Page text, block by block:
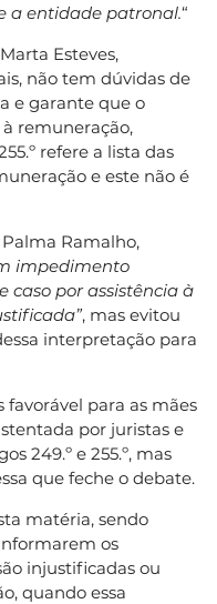
a entidade patronal.“
Esteves,
não tem dúvidas de
e garante que o
remuneração,
refere a lista das
e este não é
Ramalho,
impedimento
caso por assistência à
, mas evitou
interpretação para
para as mães
por juristas e
249.º e 255.º, mas
que feche o debate.
matéria, sendo
os
injustificadas ou
quando essa